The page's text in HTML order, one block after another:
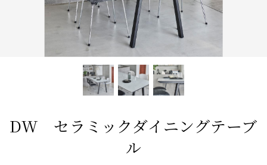
チェア カウチソファ
ダイニングテーブル ファブリック コレクション
ベンチ ベッド
全てのキーワードを表示
DW セラミックダイニングテーブ
ル